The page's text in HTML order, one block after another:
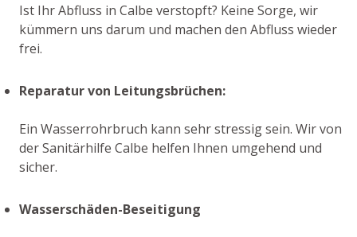
Ist Ihr Abfluss in Calbe verstopft? Keine Sorge, wir
kümmern uns darum und machen den Abfluss wieder
frei.
Reparatur von Leitungsbrüchen:
Ein Wasserrohrbruch kann sehr stressig sein. Wir von
der Sanitärhilfe Calbe helfen Ihnen umgehend und
sicher.
Wasserschäden-Beseitigung